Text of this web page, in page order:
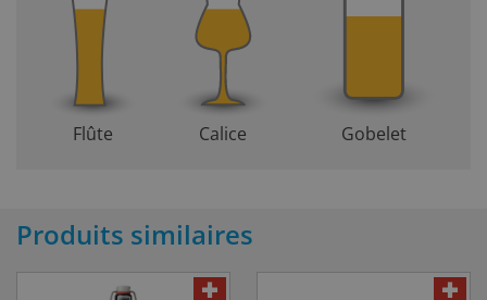
Flûte Calice Gobelet
Produits similaires